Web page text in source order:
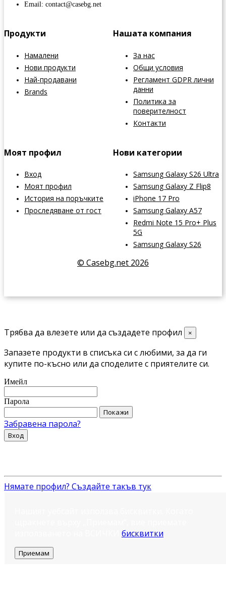
Email: contact@casebg.net
Продукти
Намалени
Нови продукти
Най-продавани
Brands
Нашата компания
За нас
Общи условия
Регламент GDPR лични
данни
Политика за
поверителност
Контакти
Моят профил
Вход
Моят профил
История на поръчките
Проследяване от гост
Нови категории
Samsung Galaxy S26 Ultra
Samsung Galaxy Z Flip8
iPhone 17 Pro
Samsung Galaxy A57
Redmi Note 15 Pro+ Plus
5G
Samsung Galaxy S26
© Casebg.net 2026
Трябва да влезете или да създадете профил ×
Запазете продукти в списъка си с любими, за да ги
купите по-късно или да споделите с приятелите си.
Имейл
Парола
Покажи
Забравена парола?
Вход
Нямате профил? Създайте такъв тук
бисквитки
Приемам